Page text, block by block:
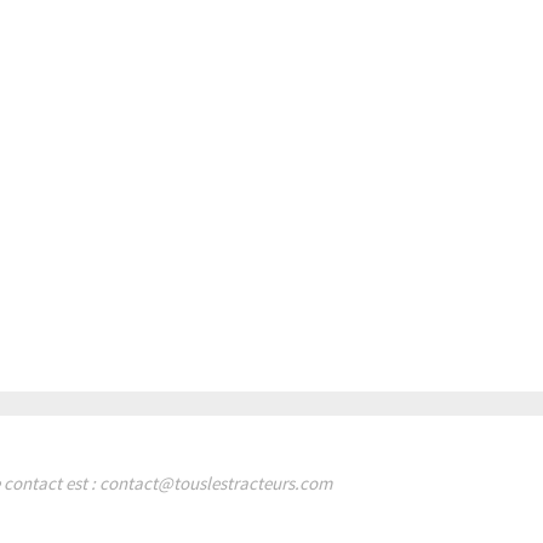
est : contact@touslestracteurs.com